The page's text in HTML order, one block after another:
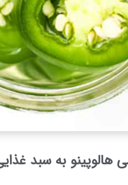
هالوپینو به سبد